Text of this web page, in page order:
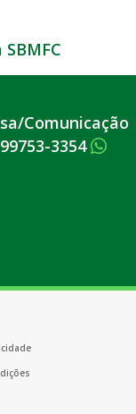
Comunicação
3354